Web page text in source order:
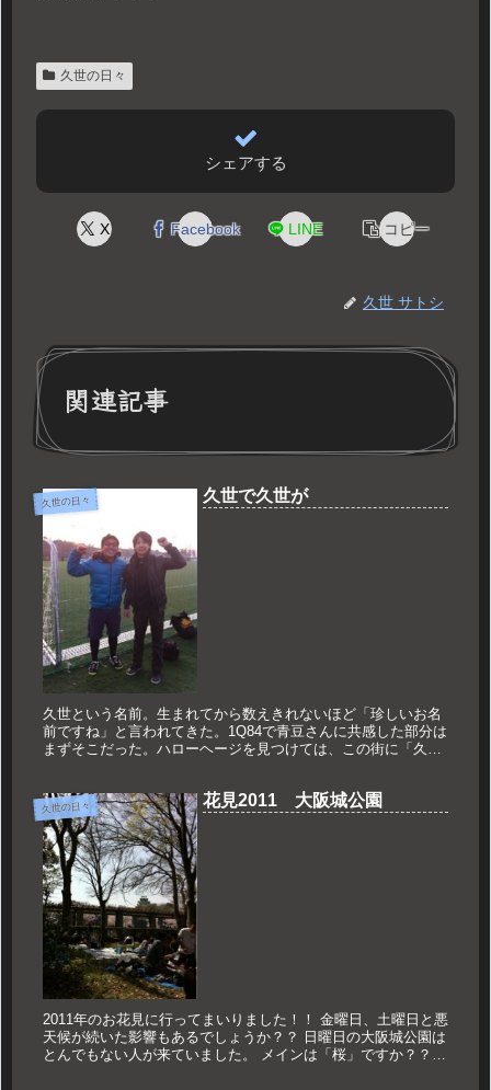
久世の日々
シェアする
X Facebook LINE コピー
久世 サトシ
関連記事
久世の日々 久世で久世が
久世という名前。生まれてから数えきれないほど「珍しいお名
前ですね」と言われてきた。1Q84で青豆さんに共感した部分は
まずそこだった。ハローヘージを見つけては、この街に「久
久世の日々 花見2011 大阪城公園
2011年のお花見に行ってまいりました！！ 金曜日、土曜日と悪
天候が続いた影響もあるでしょうか？？ 日曜日の大阪城公園は
とんでもない人が来ていました。 メインは「桜」ですか？？と